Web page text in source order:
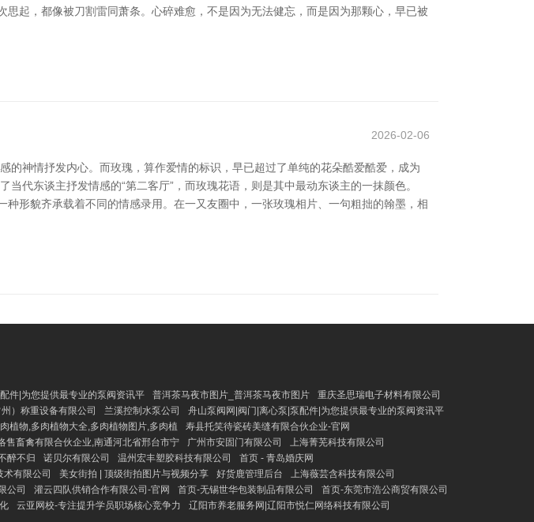
起，都像被刀割雷同萧条。心碎难愈，不是因为无法健忘，而是因为那颗心，早已被
2026-02-06
的神情抒发内心。而玫瑰，算作爱情的标识，早已超过了单纯的花朵酷爱酷爱，成为
代东谈主抒发情感的“第二客厅”，而玫瑰花语，则是其中最动东谈主的一抹颜色。
形貌齐承载着不同的情感录用。在一又友圈中，一张玫瑰相片、一句粗拙的翰墨，相
件|为您提供最专业的泵阀资讯平 普洱茶马夜市图片_普洱茶马夜市图片
重庆圣思瑞电子材料有限公司
）称重设备有限公司 兰溪控制水泵公司
舟山泵阀网|阀门|离心泵|泵配件|为您提供最专业的泵阀资讯平
植物,多肉植物大全,多肉植物图片,多肉植
寿县托笑待瓷砖美缝有限合伙企业-官网
售畜禽有限合伙企业,南通河北省邢台市宁 广州市安固门有限公司
上海菁芜科技有限公司
醉不归 诺贝尔有限公司 温州宏丰塑胶科技有限公司
首页 - 青岛婚庆网
术有限公司
美女街拍 | 顶级街拍图片与视频分享 好货鹿管理后台
上海薇芸含科技有限公司
公司 灌云四队供销合作有限公司-官网 首页-无锡世华包装制品有限公司
首页-东莞市浩公商贸有限公司
云亚网校-专注提升学员职场核心竞争力 辽阳市养老服务网|辽阳市悦仁网络科技有限公司